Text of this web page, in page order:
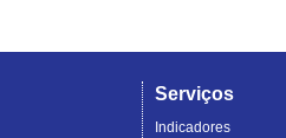
Serviços
Indicadores